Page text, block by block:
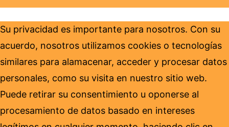
Su privacidad es importante para nosotros. Con su
acuerdo, nosotros utilizamos cookies o tecnologías
similares para alamacenar, acceder y procesar datos
personales, como su visita en nuestro sitio web.
Puede retirar su consentimiento u oponerse al
procesamiento de datos basado en intereses